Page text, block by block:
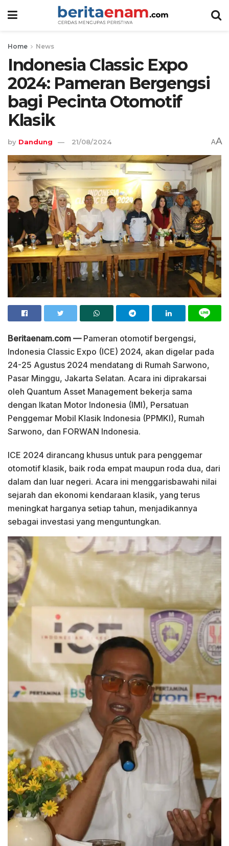
Home News
Indonesia Classic Expo
2024: Pameran Bergengsi
bagi Pecinta Otomotif
Klasik
by Dandung 21/08/2024 AA
Beritaenam.com —Pameran otomotif bergengsi,
Indonesia Classic Expo (ICE) 2024, akan digelar pada
24-25 Agustus 2024 mendatang di Rumah Sarwono,
Pasar Minggu, Jakarta Selatan. Acara ini diprakarsai
oleh Quantum Asset Management bekerja sama
dengan Ikatan Motor Indonesia (IMI), Persatuan
Penggemar Mobil Klasik Indonesia (PPMKI), Rumah
Sarwono, dan FORWAN Indonesia.
ICE 2024 dirancang khusus untuk para penggemar
otomotif klasik, baik roda empat maupun roda dua, dari
dalam dan luar negeri. Acara ini menggarisbawahi nilai
sejarah dan ekonomi kendaraan klasik, yang terus
meningkat harganya setiap tahun, menjadikannya
sebagai investasi yang menguntungkan.